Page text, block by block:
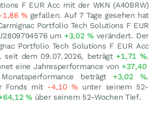
F EUR Acc mit der WKN (A40BRW)
1,86 %gefallen. Auf 7 Tage gesehen hat
Portfolio Tech Solutions F EUR
um +3,02 %verändert. Der
Portfolio Tech Solutions F EUR Acc
seit dem 09.07.2026, beträgt +1,71 %.
eine Jahresperformance von +37,40
beträgt +3,02 %.
Fonds mit -4,10 %unter seinem 52-
%über seinem 52-Wochen Tief.